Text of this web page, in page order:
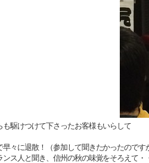
駆けつけて下さったお客様もいらして
々に退散！（参加して聞きたかったのです
ス人と聞き、信州の秋の味覚をそろえて・